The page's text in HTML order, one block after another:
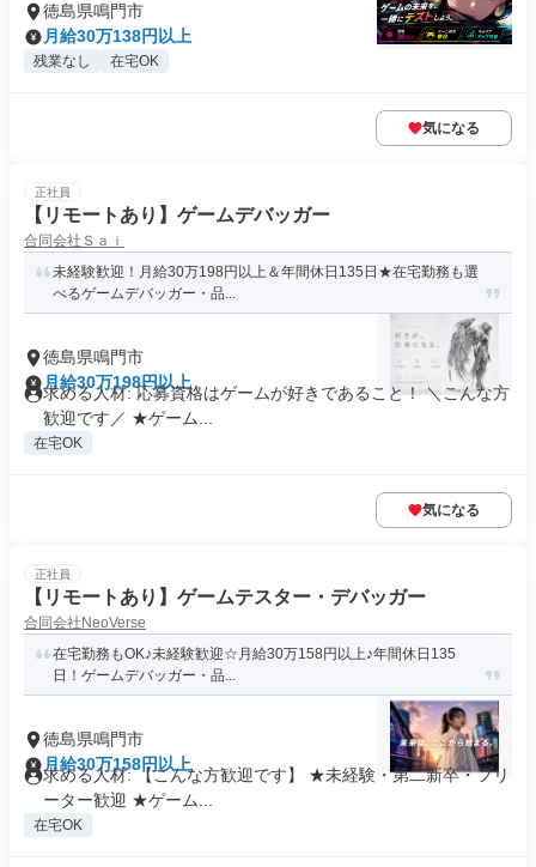
徳島県鳴門市
月給30万138円以上
残業なし 在宅OK
気になる
正社員
【リモートあり】ゲームデバッガー
合同会社Ｓａｉ
未経験歓迎！月給30万198円以上＆年間休日135日★在宅勤務も選
べるゲームデバッガー・品...
徳島県鳴門市
月給30万198円以上
求める人材: 応募資格はゲームが好きであること！ ＼こんな方
歓迎です／ ★ゲーム...
在宅OK
気になる
正社員
【リモートあり】ゲームテスター・デバッガー
合同会社NeoVerse
在宅勤務もOK♪未経験歓迎☆月給30万158円以上♪年間休日135
日！ゲームデバッガー・品...
徳島県鳴門市
月給30万158円以上
求める人材: 【こんな方歓迎です】 ★未経験・第二新卒・フリ
ーター歓迎 ★ゲーム...
在宅OK